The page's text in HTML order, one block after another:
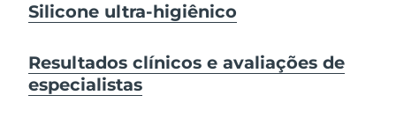
Silicone ultra-higiênico
Resultados clínicos e avaliações de
especialistas